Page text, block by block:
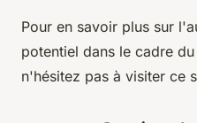
Pour en savoir plus sur
potentiel dans le cadre
n'hésitez pas à visiter ce